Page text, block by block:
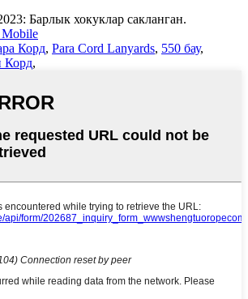
Барлык хокуклар сакланган.
Корд, Para Cord Lanyards, 550 бау,
Корд,